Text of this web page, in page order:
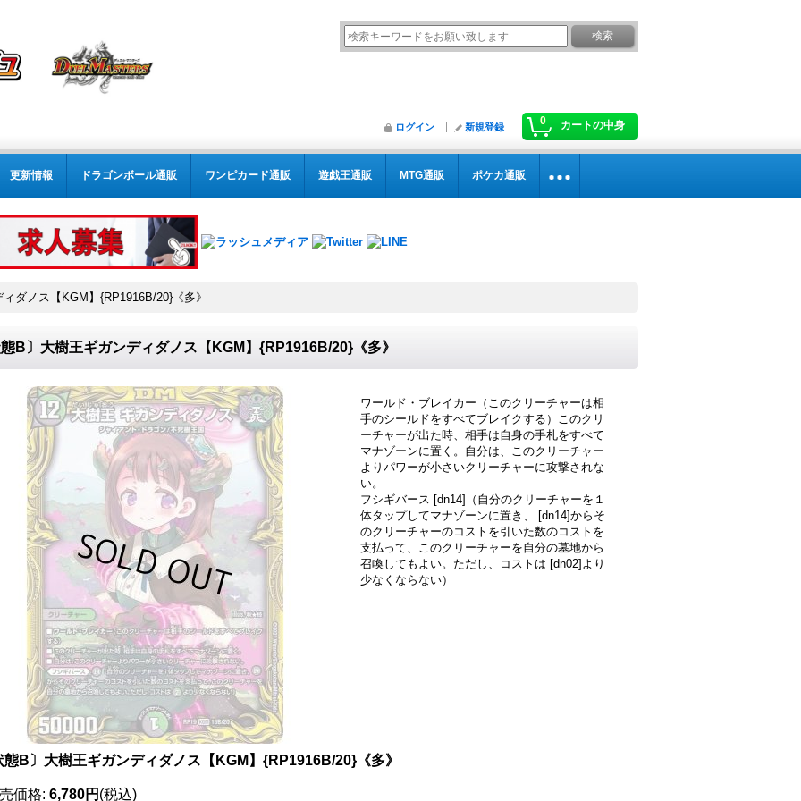
0 カートの中身
ログイン 新規登録
更新情報 ドラゴンボール通販 ワンピカード通販 遊戯王通販 MTG通販 ポケカ通販
ダノス【KGM】{RP1916B/20}《多》
B〕大樹王ギガンディダノス【KGM】{RP1916B/20}《多》
ワールド・ブレイカー（このクリーチャーは相
手のシールドをすべてブレイクする）このクリ
ーチャーが出た時、相手は自身の手札をすべて
マナゾーンに置く。自分は、このクリーチャー
よりパワーが小さいクリーチャーに攻撃されな
い。
フシギバース [dn14]（自分のクリーチャーを１
体タップしてマナゾーンに置き、 [dn14]からそ
のクリーチャーのコストを引いた数のコストを
支払って、このクリーチャーを自分の墓地から
召喚してもよい。ただし、コストは [dn02]より
少なくならない）
態B〕大樹王ギガンディダノス【KGM】{RP1916B/20}《多》
価格: 6,780円 (税込)